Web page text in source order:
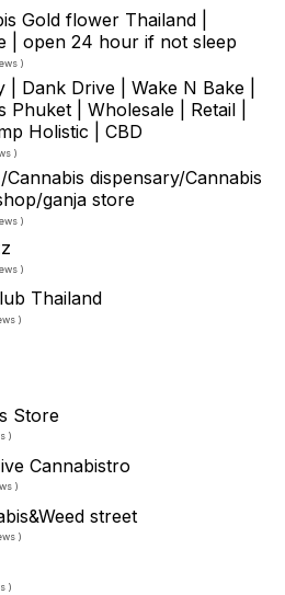
Gold flower Thailand |
| open 24 hour if not sleep
)
| Dank Drive | Wake N Bake |
Phuket | Wholesale | Retail |
Holistic | CBD
)
dispensary/Cannabis
ganja store
)
)
Thailand
)
Store
)
Cannabistro
)
street
)
)